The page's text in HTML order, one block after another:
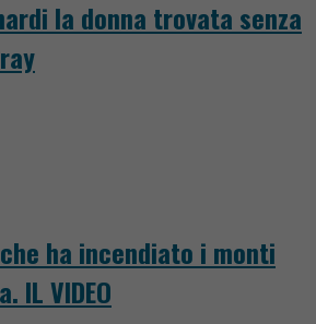
la donna trovata senza
ha incendiato i monti
IL VIDEO